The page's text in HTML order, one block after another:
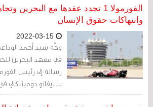
الفورمولا 1 تجدد عقدها مع البحرين
وانتهاكات حقوق الإنسان
وجّه سيد أحمد
في معهد البحرين
ستيفانو دومينيكالي
البحرين عقدًا جديدًا مدته 15